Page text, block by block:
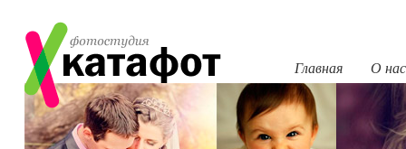
Главная О нас